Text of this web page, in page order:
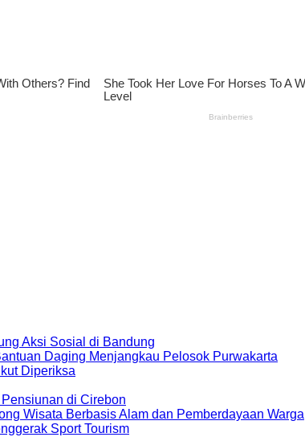
Aksi Sosial di Bandung
Daging Menjangkau Pelosok Purwakarta
Diperiksa
di Cirebon
Wisata Berbasis Alam dan Pemberdayaan Warga
Sport Tourism